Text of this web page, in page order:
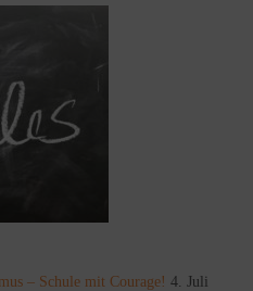
– Schule mit Courage! 4. Juli